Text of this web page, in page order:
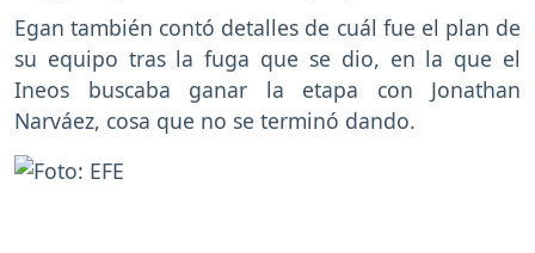
Egan también contó detalles de cuál fue el plan de
su equipo tras la fuga que se dio, en la que el
Ineos buscaba ganar la etapa con Jonathan
Narváez, cosa que no se terminó dando.